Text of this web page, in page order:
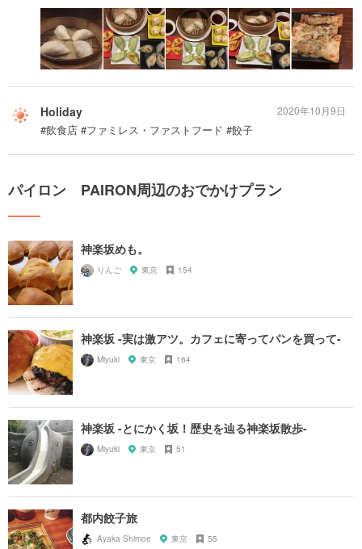
Holiday
#飲食店 #ファミレス・ファストフード #餃子
2020年10月9日
パイロン PAIRON周辺のおでかけプラン
神楽坂めも。
りんご 東京 154
神楽坂 -実は激アツ。カフェに寄ってパンを買って-
Miyuki 東京 164
神楽坂 -とにかく坂！歴史を辿る神楽坂散歩-
Miyuki 東京 51
都内餃子旅
Ayaka Shimoe 東京 55